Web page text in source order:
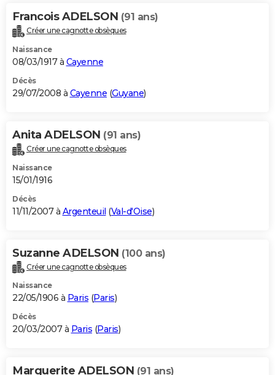
Francois ADELSON (91 ans)
Créer une cagnotte obsèques
Naissance
08/03/1917 à Cayenne
Décès
29/07/2008 à Cayenne (Guyane)
Anita ADELSON (91 ans)
Créer une cagnotte obsèques
Naissance
15/01/1916
Décès
11/11/2007 à Argenteuil (Val-d'Oise)
Suzanne ADELSON (100 ans)
Créer une cagnotte obsèques
Naissance
22/05/1906 à Paris (Paris)
Décès
20/03/2007 à Paris (Paris)
Marguerite ADELSON (91 ans)